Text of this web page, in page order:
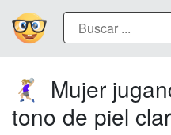
🤾🏼‍♀️
Mujer
tono de piel